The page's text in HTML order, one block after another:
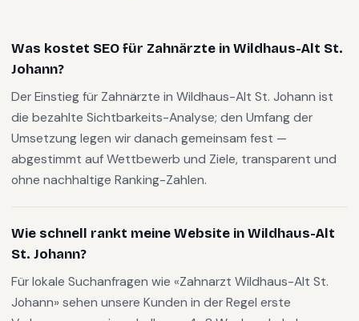
Was kostet SEO für Zahnärzte in Wildhaus-Alt St.
Johann?
Der Einstieg für Zahnärzte in Wildhaus-Alt St. Johann ist
die bezahlte Sichtbarkeits-Analyse; den Umfang der
Umsetzung legen wir danach gemeinsam fest —
abgestimmt auf Wettbewerb und Ziele, transparent und
ohne nachhaltige Ranking-Zahlen.
Wie schnell rankt meine Website in Wildhaus-Alt
St. Johann?
Für lokale Suchanfragen wie «Zahnarzt Wildhaus-Alt St.
Johann» sehen unsere Kunden in der Regel erste